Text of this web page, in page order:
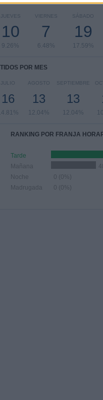
JUEVES
10
9.26%
VIERNES
7
6.48%
SÁBADO
19
17.59%
POR MES
JULIO
16
AGOSTO
13
12.04%
SEPTIEMBRE
13
12.04%
RANKING POR FRANJA
Tarde
Mañana
Noche
0 (0%)
Madrugada
0 (0%)